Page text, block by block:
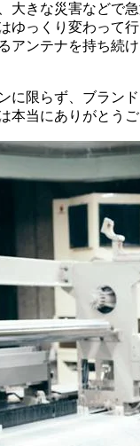
大きな災害などで
ゆっくり変わって
アンテナを持ち続
に限らず、ブラン
本当にありがとうご